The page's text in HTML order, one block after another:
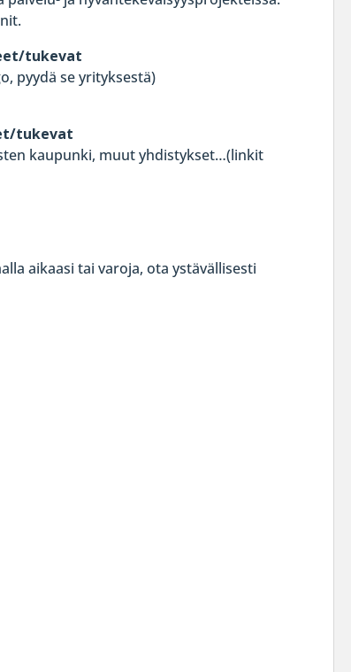
tukevat
pyydä se yrityksestä)
tukevat
kaupunki, muut yhdistykset…(linkit
aikaasi tai varoja, ota ystävällisesti